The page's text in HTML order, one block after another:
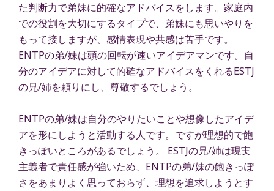
た判断力で弟妹に的確なアドバイスをします。家庭内
での役割を大切にするタイプで、弟妹にも思いやりを
もって接しますが、感情表現や共感は苦手です。
ENTPの弟/妹は頭の回転が速いアイデアマンです。自
分のアイデアに対して的確なアドバイスをくれるESTJ
の兄/姉を頼りにし、尊敬するでしょう。
ENTPの弟/妹は自分のやりたいことや想像したアイデ
アを形にしようと活動する人です。ですが理想的で飽
きっぽいところがあるでしょう。 ESTJの兄/姉は現実
主義者で責任感が強いため、ENTPの弟/妹の飽きっぽ
さをあまりよく思っておらず、理想を追求しようとす